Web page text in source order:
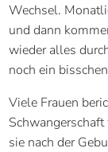
Wechsel.
und dann
wieder alles
noch ein
Viele Frauen
sie nach der